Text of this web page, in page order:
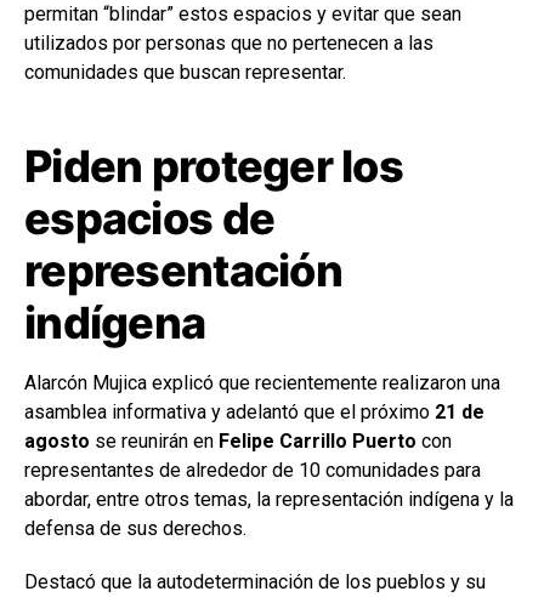
permitan “blindar” estos espacios y evitar que sean
utilizados por personas que no pertenecen a las
comunidades que buscan representar.
Piden proteger los
espacios de
representación
indígena
Alarcón Mujica explicó que recientemente realizaron una
asamblea informativa y adelantó que el próximo 21 de
agosto se reunirán en Felipe Carrillo Puerto con
representantes de alrededor de 10 comunidades para
abordar, entre otros temas, la representación indígena y la
defensa de sus derechos.
Destacó que la autodeterminación de los pueblos y su